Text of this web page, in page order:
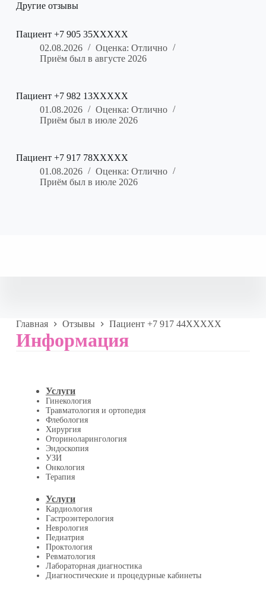
Другие отзывы
Пациент +7 905 35XXXXX
02.08.2026
Оценка: Отлично
Приём был в августе 2026
Пациент +7 982 13XXXXX
01.08.2026
Оценка: Отлично
Приём был в июле 2026
Пациент +7 917 78XXXXX
01.08.2026
Оценка: Отлично
Приём был в июле 2026
Главная Отзывы Пациент +7 917 44XXXXX
Информация
Услуги
Гинекология
Травматология и ортопедия
Флебология
Хирургия
Оториноларингология
Эндоскопия
УЗИ
Онкология
Терапия
Услуги
Кардиология
Гастроэнтерология
Неврология
Педиатрия
Проктология
Ревматология
Лабораторная диагностика
Диагностические и процедурные кабинеты